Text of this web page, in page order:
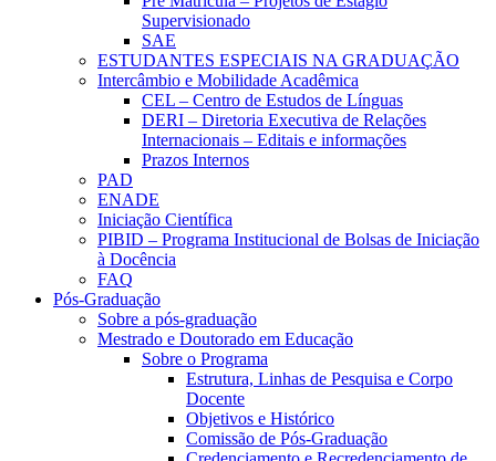
Supervisionado
SAE
ESTUDANTES ESPECIAIS NA GRADUAÇÃO
Intercâmbio e Mobilidade Acadêmica
CEL – Centro de Estudos de Línguas
DERI – Diretoria Executiva de Relações
Internacionais – Editais e informações
Prazos Internos
PAD
ENADE
Iniciação Científica
PIBID – Programa Institucional de Bolsas de Iniciação
à Docência
FAQ
Pós-Graduação
Sobre a pós-graduação
Mestrado e Doutorado em Educação
Sobre o Programa
Estrutura, Linhas de Pesquisa e Corpo
Docente
Objetivos e Histórico
Comissão de Pós-Graduação